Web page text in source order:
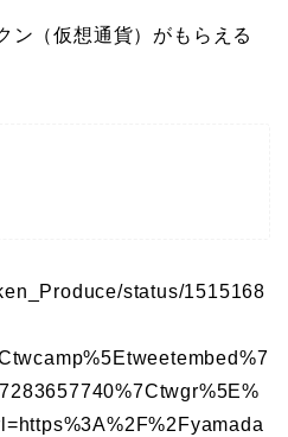
ン（仮想通貨）がもらえる
status/1515168